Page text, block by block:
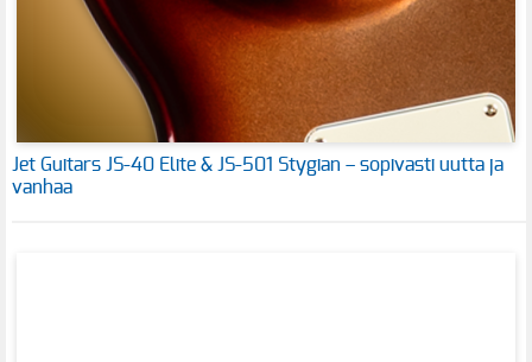
Jet Guitars JS-40 Elite & JS-501 Stygian – sopivasti uutta ja
vanhaa